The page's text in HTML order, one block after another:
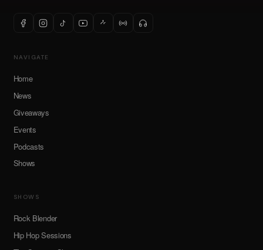
NAVIGATE
Home
News
Giveaways
Events
Podcasts
Shows
SHOWS
Rock Blender
Hip Hop Sessions